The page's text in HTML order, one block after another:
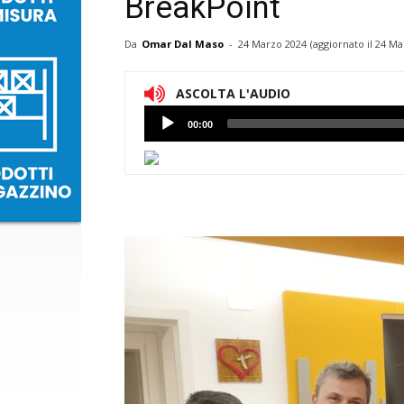
BreakPoint
Da Omar Dal Maso - 24 Marzo 2024 (aggiornato il 24
ASCOLTA L'AUDIO
Lettore
Audio
00:00